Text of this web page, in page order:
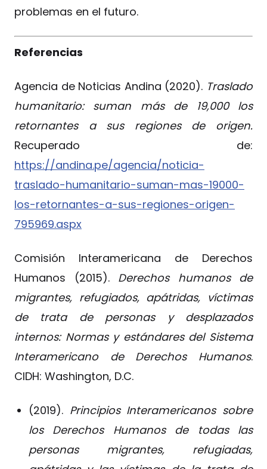
problemas en el futuro.
Referencias
Agencia de Noticias Andina (2020). Traslado
humanitario: suman más de 19,000 los
retornantes a sus regiones de origen.
Recuperado de:
https://andina.pe/agencia/noticia-
traslado-humanitario-suman-mas-19000-
los-retornantes-a-sus-regiones-origen-
795969.aspx
Comisión Interamericana de Derechos
Humanos (2015). Derechos humanos de
migrantes, refugiados, apátridas, víctimas
de trata de personas y desplazados
internos: Normas y estándares del Sistema
Interamericano de Derechos Humanos.
CIDH: Washington, D.C.
(2019). Principios Interamericanos sobre
los Derechos Humanos de todas las
personas migrantes, refugiadas,